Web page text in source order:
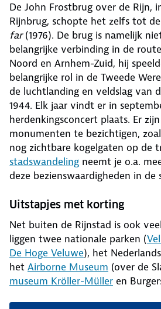
De John Frostbrug over de Rijn,
Rijnbrug, schopte het zelfs tot
far(1976). De brug is namelijk
belangrijke verbinding in de
Noord en Arnhem-Zuid, hij
belangrijke rol in de Tweede
de luchtlanding en veldslag van
1944. Elk jaar vindt er in
herdenkingsconcert plaats. Er
monumenten te bezichtigen,
nog zichtbare kogelgaten op de
stadswandeling neemt je o.a.
deze bezienswaardigheden in de
Uitstapjes met korting
Net buiten de Rijnstad is ook
liggen twee nationale parken (
De Hoge Veluwe), het
het Airborne Museum (over de
museum Kröller-Müller en